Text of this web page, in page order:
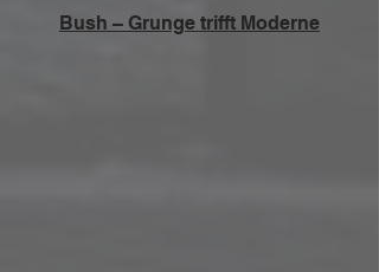
Bush – Grunge trifft Moderne